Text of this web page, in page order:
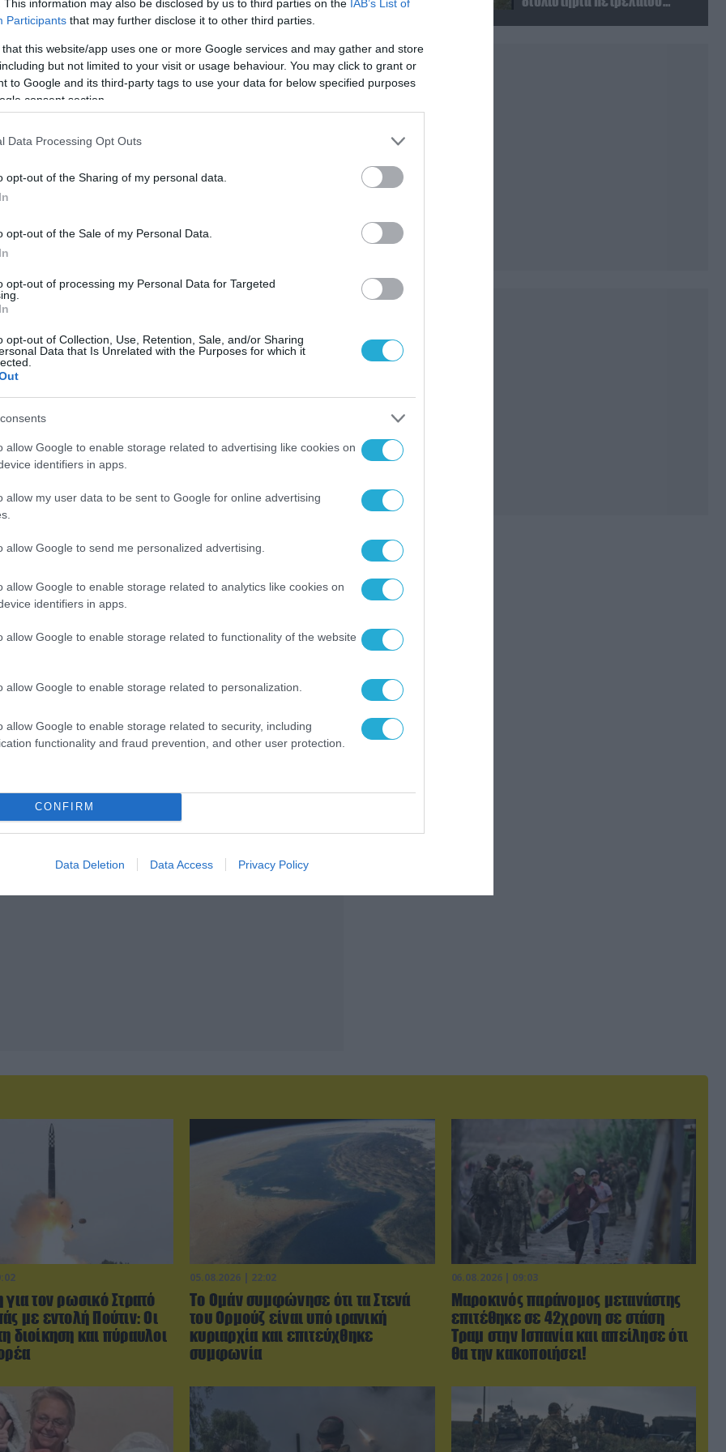
This information may also be disclosed by us to third parties on the IAB’s List of
Participants that may further disclose it to other third parties.
that this website/app uses one or more Google services and may gather and store
but not limited to your visit or usage behaviour. You may click to grant or
to Google and its third-party tags to use your data for below specified purposes
consent section.
Data Processing Opt Outs
opt-out of the Sharing of my personal data.
opt-out of the Sale of my Personal Data.
opt-out of processing my Personal Data for Targeted
opt-out of Collection, Use, Retention, Sale, and/or Sharing
Data that Is Unrelated with the Purposes for which it
allow Google to enable storage related to advertising like cookies on
identifiers in apps.
allow my user data to be sent to Google for online advertising
allow Google to send me personalized advertising.
allow Google to enable storage related to analytics like cookies on
identifiers in apps.
allow Google to enable storage related to functionality of the website
allow Google to enable storage related to personalization.
allow Google to enable storage related to security, including
functionality and fraud prevention, and other user protection.
CONFIRM
Data Deletion Data Access Privacy Policy
is under constant threat of Russian drone
c1mqJ9y8ZW
Military News) (@Archer83Able)
τα απίθανα πλάνα με το κινητό του.
μείζονα ρόλο στον
καθώς συνιστούν φθηνού κόστους
ΑΡΘΡΟ
για τον ρωσικό Στρατό
με εντολή Πούτιν: Οι
διοίκηση και πύραυλοι
05.08.2026 | 22:02
Το Ομάν συμφώνησε ότι τα Στενά
του Ορμούζ είναι υπό ιρανική
κυριαρχία και επιτεύχθηκε
συμφωνία
06.08.2026 | 09:03
Μαροκινός παράνομος μετανάστης
επιτέθηκε σε 42χρονη σε στάση
Τραμ στην Ισπανία και απείλησε ότι
θα την κακοποιήσει!